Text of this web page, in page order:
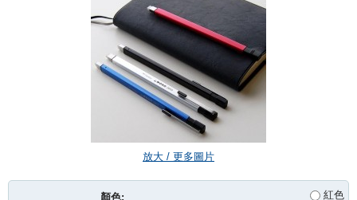
放大 / 更多圖片
顏色:
紅色